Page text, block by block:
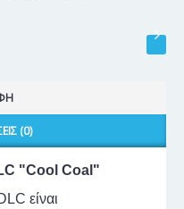
(0)
"Cool Coal"
είναι